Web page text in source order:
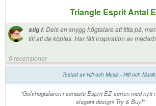
Triangle Esprit Antal
stig f:Dels en snygg högtalare att titta på,
till att de köptes. Har fått inspiration av
önskemål bra. Detta har de redan gjort, trotts
inspelade, de har ett luftigt och väldigt rent
ljudet inte alls känns ansträngt, vilket gör att
utan trötta ut öronen. Högtalarna drivs med
"slutsteg" samt Yamaha receiver. Jag är en nöjd kund som tidigare har
köpt en del från Hembiobutiken.
9 recensioner
Testad av Hifi och Musik - Hifi och
"Golvhögtalaren i senaste Esprit EZ-serien med nytt
elegant design! Try & Buy!"